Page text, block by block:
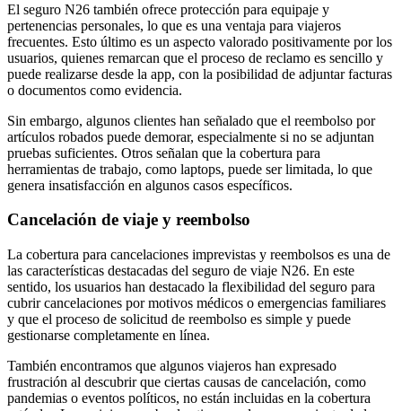
El seguro N26 también ofrece protección para equipaje y
pertenencias personales, lo que es una ventaja para viajeros
frecuentes. Esto último es un aspecto valorado positivamente por los
usuarios, quienes remarcan que el proceso de reclamo es sencillo y
puede realizarse desde la app, con la posibilidad de adjuntar facturas
o documentos como evidencia.
Sin embargo, algunos clientes han señalado que el reembolso por
artículos robados puede demorar, especialmente si no se adjuntan
pruebas suficientes. Otros señalan que la cobertura para
herramientas de trabajo, como laptops, puede ser limitada, lo que
genera insatisfacción en algunos casos específicos.
Cancelación de viaje y reembolso
La cobertura para cancelaciones imprevistas y reembolsos es una de
las características destacadas del seguro de viaje N26. En este
sentido, los usuarios han destacado la flexibilidad del seguro para
cubrir cancelaciones por motivos médicos o emergencias familiares
y que el proceso de solicitud de reembolso es simple y puede
gestionarse completamente en línea.
También encontramos que algunos viajeros han expresado
frustración al descubrir que ciertas causas de cancelación, como
pandemias o eventos políticos, no están incluidas en la cobertura